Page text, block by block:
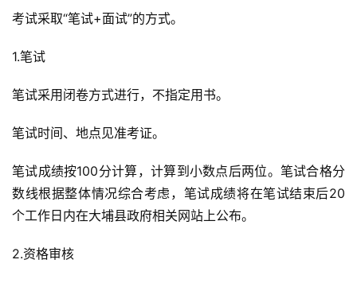
考试采取“笔试+面试”的方式。
1.笔试
笔试采用闭卷方式进行，不指定用书。
笔试时间、地点见准考证。
笔试成绩按100分计算，计算到小数点后两位。笔试合格分
数线根据整体情况综合考虑，笔试成绩将在笔试结束后20
个工作日内在大埔县政府相关网站上公布。
2.资格审核